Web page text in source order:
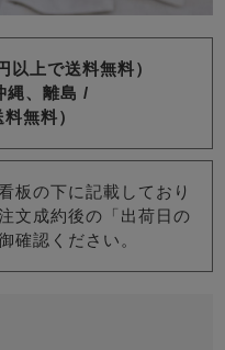
以上で送料無料）
縄、離島 /
無料）
板の下に記載しており
文成約後の「出荷日の
確認ください。